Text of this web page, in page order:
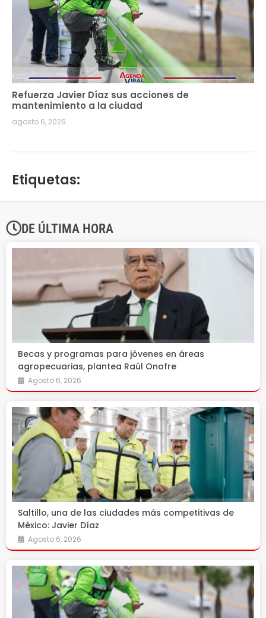
Refuerza Javier Díaz sus acciones de
mantenimiento a la ciudad
agosto 6, 2026
Etiquetas:
DE ÚLTIMA HORA
Becas y programas para jóvenes en áreas
agropecuarias, plantea Raúl Onofre
Agosto 6, 2026
Saltillo, una de las ciudades más competitivas de
México: Javier Díaz
Agosto 6, 2026